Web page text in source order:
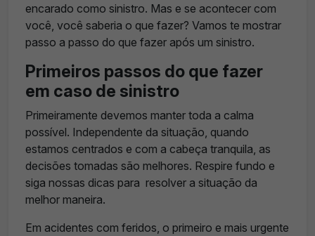
encarado como sinistro. Mas e se acontecer com
você, você saberia o que fazer? Vamos te mostrar
passo a passo do que fazer após um sinistro.
Primeiros passos do que fazer
em caso de sinistro
Primeiramente devemos manter toda a calma
possível. Independente da situação, quando
estamos centrados e com a cabeça tranquila, as
decisões tomadas são melhores. Respire fundo e
siga nossas dicas para resolver a situação da
melhor maneira.
Em acidentes com feridos, o primeiro e mais urgente